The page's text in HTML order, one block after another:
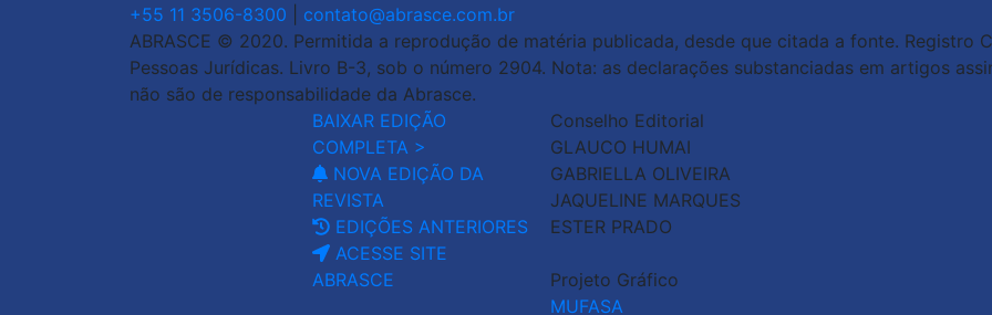
+55 11 3506-8300
contato@abrasce.com.br
ABRASCE © 2020. Permitida a reprodução de matéria publicada, desde que citada a fonte. Registro
Pessoas Jurídicas. Livro B-3, sob o número 2904. Nota: as declarações substanciadas em artigos
não são de responsabilidade da Abrasce.
BAIXAR EDIÇÃO
COMPLETA >
NOVA EDIÇÃO DA
REVISTA
EDIÇÕES ANTERIORES
ACESSE SITE
ABRASCE
Conselho Editorial
GLAUCO HUMAI
GABRIELLA OLIVEIRA
JAQUELINE MARQUES
ESTER PRADO
Projeto Gráfico
MUFASA